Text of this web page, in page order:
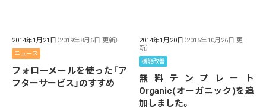
2014年1月21日 （2019年8月6日 更新）
ニュース
フォローメールを使った「ア
フターサービス」のすすめ
2014年1月20日 （2015年10月26日 更
新）
機能改善
無料テンプレート
Organic(オーガニック)を追
加しました。